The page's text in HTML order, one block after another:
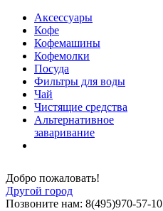
Аксессуары
Кофе
Кофемашины
Кофемолки
Посуда
Фильтры для воды
Чай
Чистящие средства
Альтернативное
заваривание
Добро пожаловать!
Другой город
Позвоните нам: 8(495)970-57-10